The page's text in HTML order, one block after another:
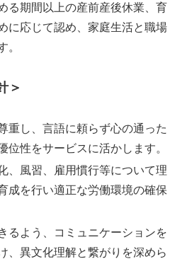
る期間以上の産前産後休業、育
に応じて認め、家庭生活と職場
。
＞
重し、言語に頼らず心の通った
位性をサービスに活かします。
、風習、雇用慣行等について理
成を行い適正な労働環境の確保
るよう、コミュニケーションを
、異文化理解と繋がりを深めら